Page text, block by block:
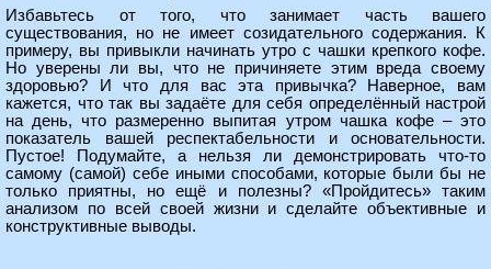
Избавьтесь от того, что занимает часть вашего
существования, но не имеет созидательного содержания. К
примеру, вы привыкли начинать утро с чашки крепкого кофе.
Но уверены ли вы, что не причиняете этим вреда своему
здоровью? И что для вас эта привычка? Наверное, вам
кажется, что так вы задаёте для себя определённый настрой
на день, что размеренно выпитая утром чашка кофе – это
показатель вашей респектабельности и основательности.
Пустое! Подумайте, а нельзя ли демонстрировать что-то
самому (самой) себе иными способами, которые были бы не
только приятны, но ещё и полезны? «Пройдитесь» таким
анализом по всей своей жизни и сделайте объективные и
конструктивные выводы.